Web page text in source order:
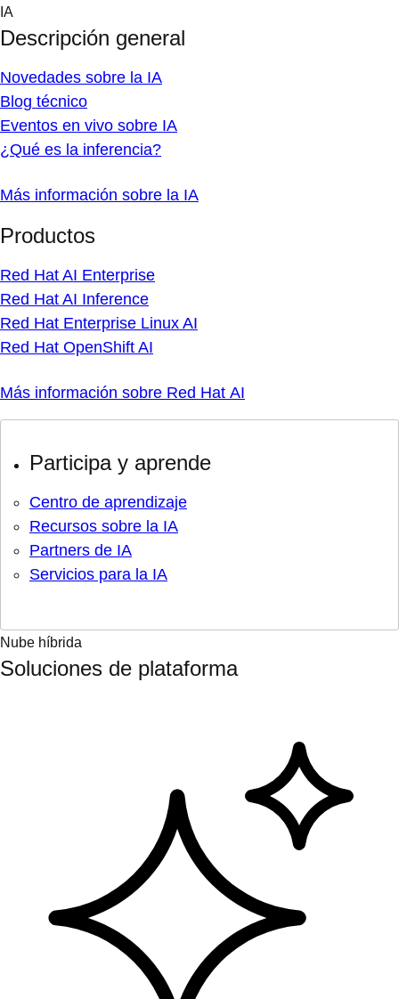
Skip
content
IA
Descripción general
Novedades sobre la IA
Blog técnico
Eventos en vivo sobre IA
¿Qué es la inferencia?
Más información sobre la IA
Productos
Red Hat AI Enterprise
Red Hat AI Inference
Red Hat Enterprise Linux AI
Red Hat OpenShift AI
Más información sobre Red Hat AI
Participa y aprende
Centro de aprendizaje
Recursos sobre la IA
Partners de IA
Servicios para la IA
Nube híbrida
Soluciones de plataforma